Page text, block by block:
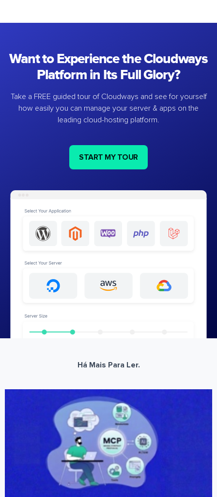
Want to Experience the Cloudways
Platform in Its Full Glory?
Take a FREE guided tour of Cloudways and see for yourself
how easily you can manage your server & apps on the
leading cloud-hosting platform.
START MY TOUR
Há Mais Para Ler.